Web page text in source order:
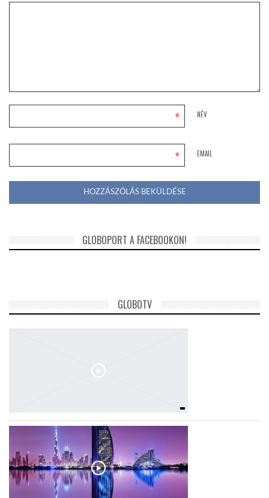
NÉV
*
EMAIL
*
GLOBOPORT A FACEBOOKON!
GLOBOTV